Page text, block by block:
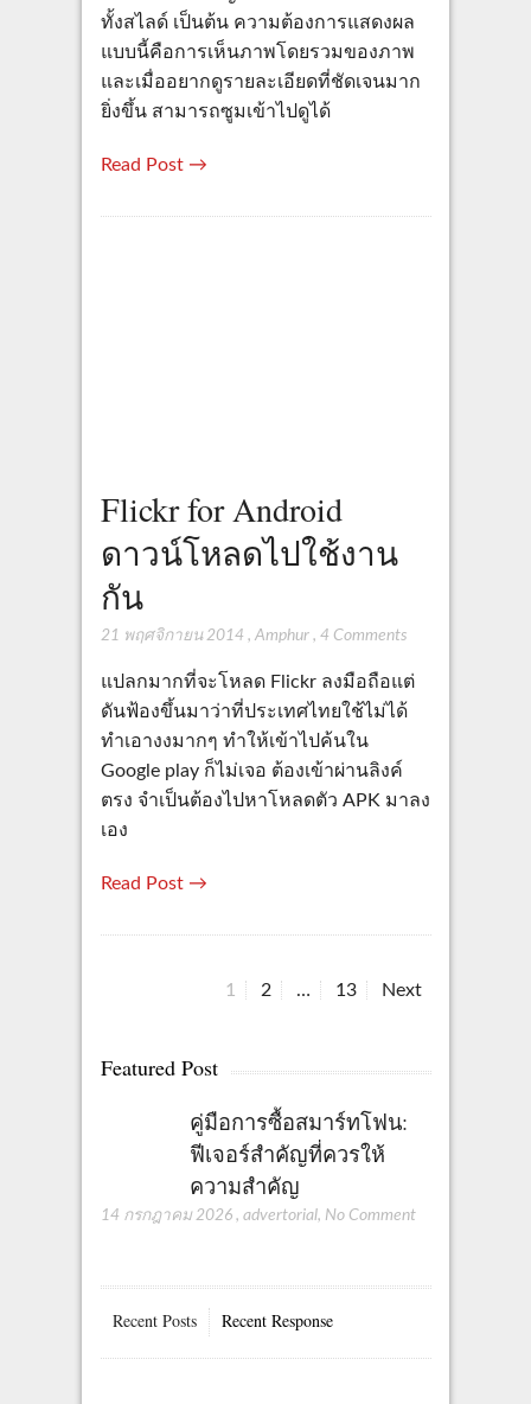
ทั้งสไลด์ เป็นต้น ความต้องการแสดงผล
แบบนี้คือการเห็นภาพโดยรวมของภาพ
และเมื่ออยากดูรายละเอียดที่ชัดเจนมาก
ยิ่งขึ้น สามารถซูมเข้าไปดูได้
Read Post →
Flickr for Android
ดาวน์โหลดไปใช้งาน
กัน
21 พฤศจิกายน 2014 , Amphur, 4 Comments
แปลกมากที่จะโหลด Flickr ลงมือถือแต่
ดันฟ้องขึ้นมาว่าที่ประเทศไทยใช้ไม่ได้
ทำเอางงมากๆ ทำให้เข้าไปค้นใน
Google play ก็ไม่เจอ ต้องเข้าผ่านลิงค์
ตรง จำเป็นต้องไปหาโหลดตัว APK มาลง
เอง
Read Post →
s
p
g
i
P
e
1
P
e
2 …
P
e
13 Next
Featured Post
คู่มือการซื้อสมาร์ทโฟน:
ฟีเจอร์สำคัญที่ควรให้
ความสำคัญ
14 กรกฎาคม 2026 , advertorial, No Comment
Recent Posts Recent Response